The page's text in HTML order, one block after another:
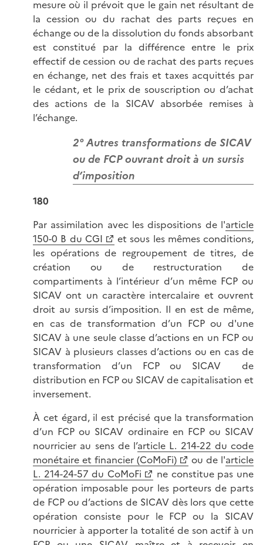
mesure où il prévoit que le gain net résultant de
la cession ou du rachat des parts reçues en
échange ou de la dissolution du fonds absorbant
est constitué par la différence entre le prix
effectif de cession ou de rachat des parts reçues
en échange, net des frais et taxes acquittés par
le cédant, et le prix de souscription ou d’achat
des actions de la SICAV absorbée remises à
l’échange.
2° Autres transformations de SICAV
ou de FCP ouvrant droit à un sursis
d’imposition
180
Par assimilation avec les dispositions de l'article
150-0 B du CGI
et sous les mêmes conditions,
les opérations de regroupement de titres, de
création ou de restructuration de
compartiments à l’intérieur d’un même FCP ou
SICAV ont un caractère intercalaire et ouvrent
droit au sursis d’imposition. Il en est de même,
en cas de transformation d’un FCP ou d'une
SICAV à une seule classe d’actions en un FCP ou
SICAV à plusieurs classes d’actions ou en cas de
transformation d’un FCP ou SICAV de
distribution en FCP ou SICAV de capitalisation et
inversement.
À cet égard, il est précisé que la transformation
d’un FCP ou SICAV ordinaire en FCP ou SICAV
nourricier au sens de l’article L. 214-22 du code
monétaire et financier (CoMoFi)
ou de l'article
L. 214-24-57 du CoMoFi
ne constitue pas une
opération imposable pour les porteurs de parts
de FCP ou d’actions de SICAV dès lors que cette
opération consiste pour le FCP ou la SICAV
nourricier à apporter la totalité de son actif à un